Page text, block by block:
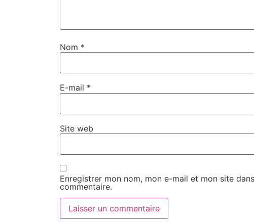
Nom *
E-mail *
Site web
Enregistrer mon nom, mon e-mail et mon site
commentaire.